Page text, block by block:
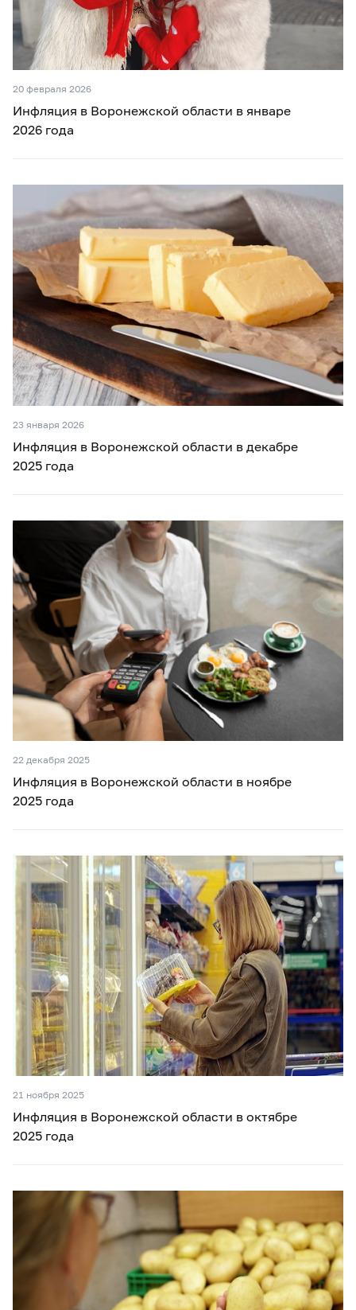
20 февраля 2026
Инфляция в Воронежской области в январе
2026 года
23 января 2026
Инфляция в Воронежской области в декабре
2025 года
22 декабря 2025
Инфляция в Воронежской области в ноябре
2025 года
21 ноября 2025
Инфляция в Воронежской области в октябре
2025 года